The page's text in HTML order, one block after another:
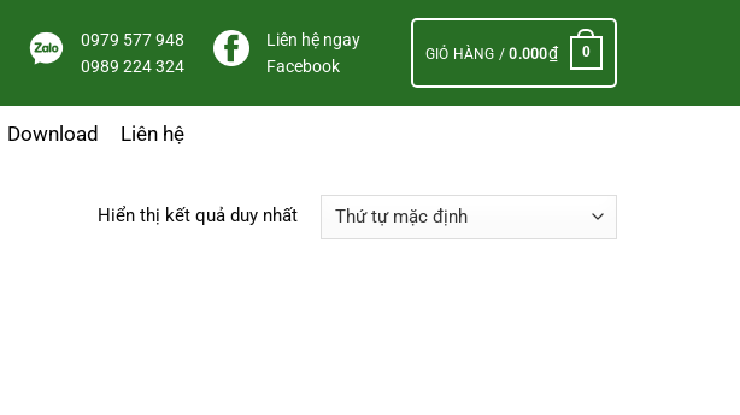
0979 577 948
0989 224 324
Liên hệ ngay
Facebook
GIỎ HÀNG /0.000₫ 0
Download Liên hệ
Hiển thị kết quả duy nhất